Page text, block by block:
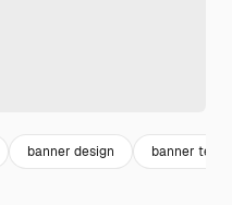
banner design banner